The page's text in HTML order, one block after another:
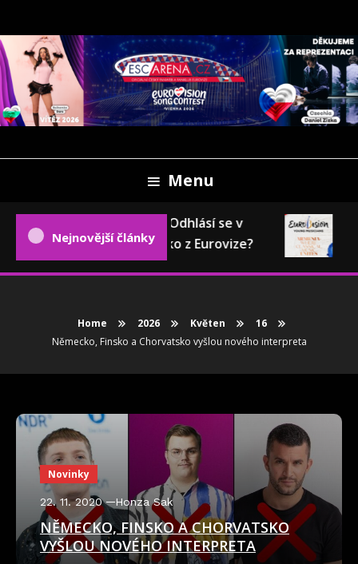
To
Content
ESCARENA.CZ
Menu
Nejnovější články
Eurovizní pokec: Odhlásí se v
příštím roce Česko z Eurovize?
Home 2026 Květen
16
Německo, Finsko a Chorvatsko vyšlou nového interpreta
Novinky
22. 11. 2020 Honza Sak
NĚMECKO, FINSKO A CHORVATSKO
VYŠLOU NOVÉHO INTERPRETA